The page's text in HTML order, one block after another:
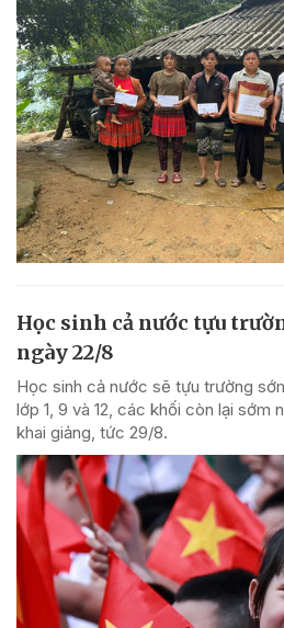
Học sinh cả nước tựu
ngày 22/8
Học sinh cả nước sẽ tựu trường
lớp 1, 9 và 12, các khối còn lại sớm
khai giảng, tức 29/8.